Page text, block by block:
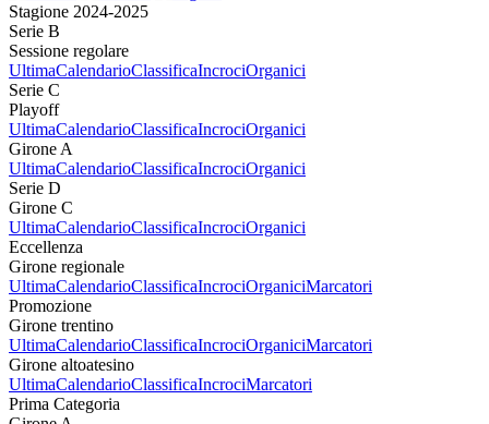
Stagione 2024-2025
Serie B
Sessione regolare
UltimaCalendarioClassificaIncrociOrganici
Serie C
Playoff
UltimaCalendarioClassificaIncrociOrganici
Girone A
UltimaCalendarioClassificaIncrociOrganici
Serie D
Girone C
UltimaCalendarioClassificaIncrociOrganici
Eccellenza
Girone regionale
UltimaCalendarioClassificaIncrociOrganiciMarcatori
Promozione
Girone trentino
UltimaCalendarioClassificaIncrociOrganiciMarcatori
Girone altoatesino
UltimaCalendarioClassificaIncrociMarcatori
Prima Categoria